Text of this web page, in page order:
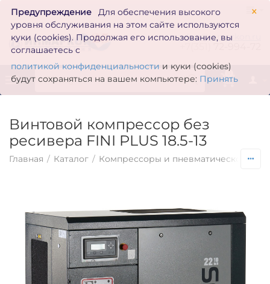
×
Предупреждение
Для обеспечения высокого
уровня обслуживания на этом сайте используются
куки (cookies). Продолжая его использование, вы
соглашаетесь с
политикой конфиденциальности и куки (cookies)
будут сохраняться на вашем компьютере: Принять
zakaz@inmarkon.ru
0
Винтовой компрессор без
ресивера FINI PLUS 18.5-13
Главная / Каталог / Компрессоры и пневматическое